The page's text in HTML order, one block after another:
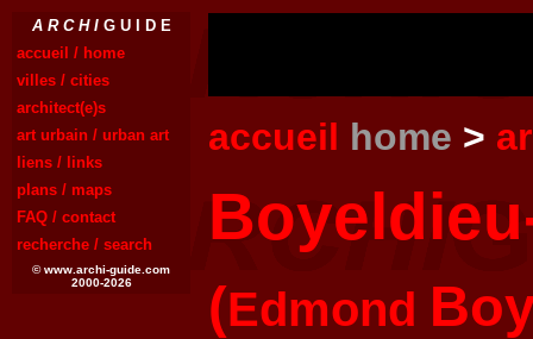
A R C H IG U I D E
accueil / home
villes / cities
architect(e)s
art urbain / urban art
liens / links
plans / maps
FAQ / contact
recherche / search
© www.archi-guide.com
2000-2026
accueil home >
(Edmond